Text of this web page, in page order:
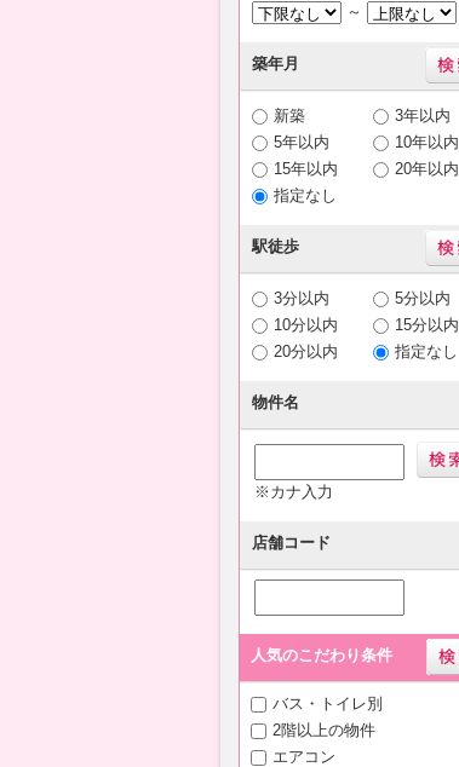
～
築年月
新築
3年以内
5年以内
10年以内
15年以内
20年以内
指定なし
駅徒歩
3分以内
5分以内
10分以内
15分以内
20分以内
指定なし
物件名
※カナ入力
店舗コード
人気のこだわり条件
バス・トイレ別
2階以上の物件
エアコン